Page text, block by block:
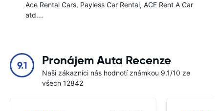
Ace Rental Cars Payless Car Rental ACE Rent A Car
atd.…
9.1 Pronájem Auta Recenze
Naši zákazníci nás hodnotí známkou 9.1/10 ze
všech 12842